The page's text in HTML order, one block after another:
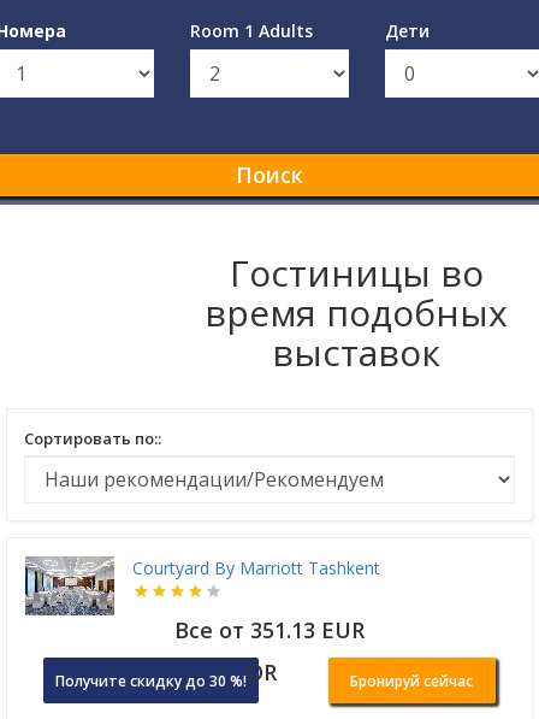
Room 1 Adults Дети
Поиск
Гостиницы во
время подобных
выставок
Сортировать по::
Courtyard By Marriott Tashkent
Все от 351.13 EUR
Получите скидку до 30 %!OR Бронируй сейчас